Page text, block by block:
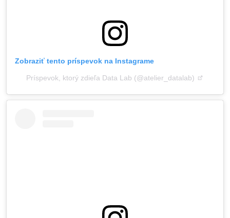
Zobraziť tento príspevok na Instagrame
Príspevok, ktorý zdieľa Data Lab (@atelier_datalab)